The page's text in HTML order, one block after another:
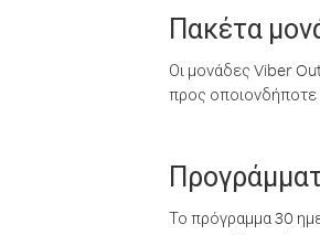
Πακέτα
Οι μονάδες Viber
προς οποιονδήποτε
Το πρόγραμμα 30